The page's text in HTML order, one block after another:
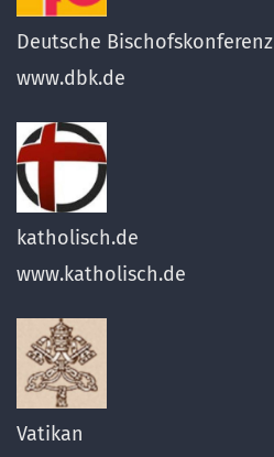
Deutsche Bischofskonferenz
www.dbk.de
katholisch.de
www.katholisch.de
Vatikan